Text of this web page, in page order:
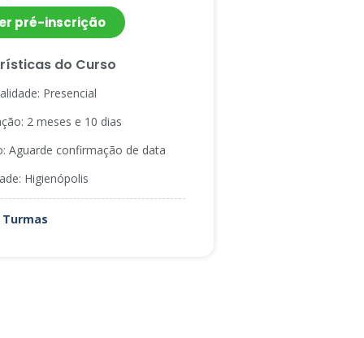
pré-inscrição
do Curso
Presencial
2 meses e 10 dias
Aguarde confirmação de data
Higienópolis
Turmas